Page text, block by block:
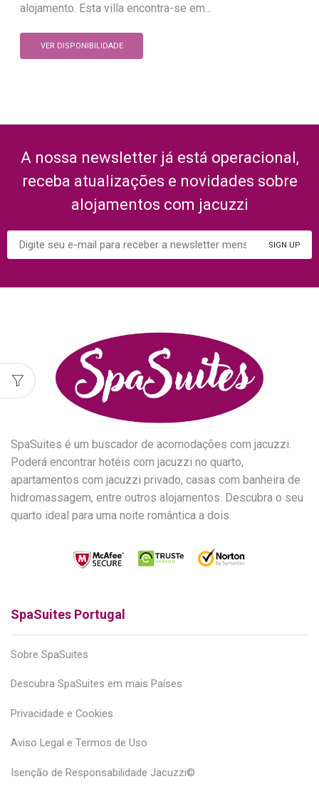
alojamento. Esta villa encontra-se em...
VER DISPONIBILIDADE
A nossa newsletter já está operacional,
receba atualizações e novidades sobre
alojamentos com jacuzzi
SpaSuites é um buscador de acomodações com jacuzzi.
Poderá encontrar hotéis com jacuzzi no quarto,
apartamentos com jacuzzi privado, casas com banheira de
hidromassagem, entre outros alojamentos. Descubra o seu
quarto ideal para uma noite romântica a dois.
SpaSuites Portugal
Sobre SpaSuites
Descubra SpaSuites em mais Países
Privacidade e Cookies
Aviso Legal e Termos de Uso
Isenção de Responsabilidade Jacuzzi©